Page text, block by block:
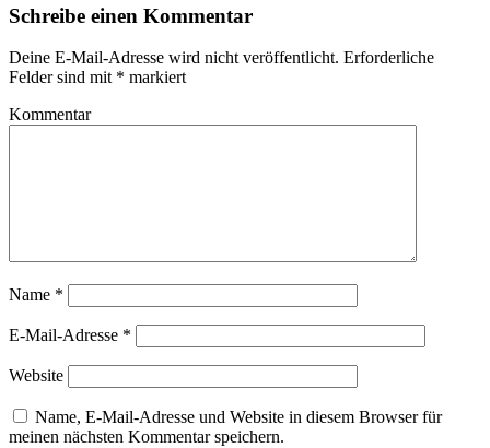
Schreibe einen Kommentar
Deine E-Mail-Adresse wird nicht veröffentlicht. Erforderliche
Felder sind mit * markiert
Kommentar
Name *
E-Mail-Adresse *
Website
Name, E-Mail-Adresse und Website in diesem Browser für
meinen nächsten Kommentar speichern.